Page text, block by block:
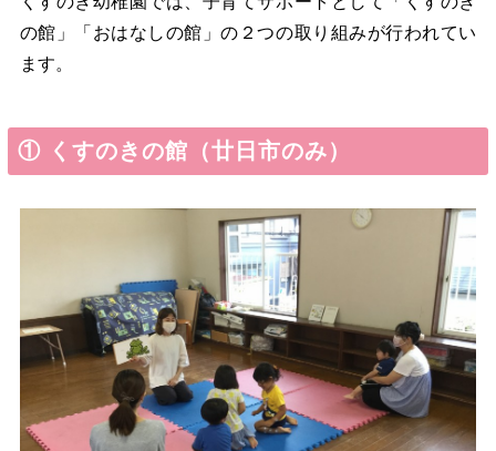
の館」「おはなしの館」の２つの取り組みが行われてい
ます。
① くすのきの館（廿日市のみ）